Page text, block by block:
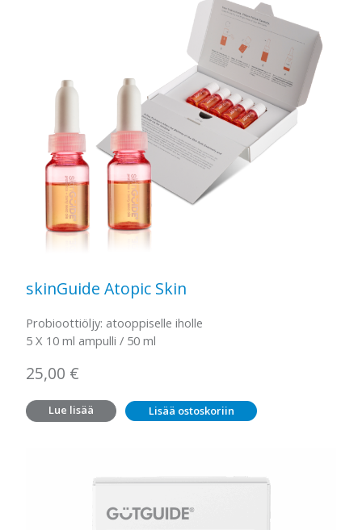
skinGuide Atopic Skin
Probioottiöljy: atooppiselle iholle
5 X 10 ml ampulli / 50 ml
25,00 €
Lue lisää Lisää ostoskoriin